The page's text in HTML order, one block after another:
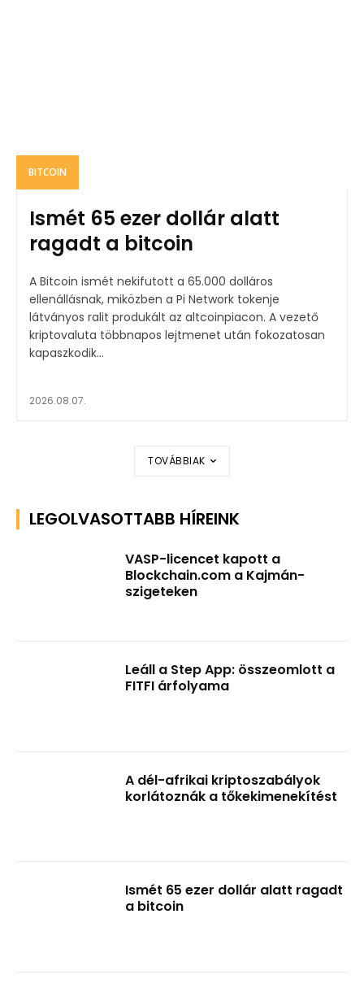
BITCOIN
Ismét 65 ezer dollár alatt
ragadt a bitcoin
A Bitcoin ismét nekifutott a 65.000 dolláros
ellenállásnak, miközben a Pi Network tokenje
látványos ralit produkált az altcoinpiacon. A vezető
kriptovaluta többnapos lejtmenet után fokozatosan
kapaszkodik...
2026.08.07.
TOVÁBBIAK
LEGOLVASOTTABB HÍREINK
VASP-licencet kapott a
Blockchain.com a Kajmán-
szigeteken
Leáll a Step App: összeomlott a
FITFI árfolyama
A dél-afrikai kriptoszabályok
korlátoznák a tőkekimenekítést
Ismét 65 ezer dollár alatt ragadt
a bitcoin